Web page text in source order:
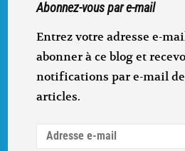
Abonnez-vous par e-mail
Entrez votre adresse e-
abonner à ce blog et
notifications par e-mail
articles.
Adresse